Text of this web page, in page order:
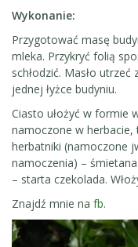
Wykonanie:
Przygotować masę
mleka. Przykryć folią
schłodzić. Masło
jednej łyżce budyniu.
Ciasto ułożyć w formie
namoczone w
herbatniki (namoczone
namoczenia) –
– starta czekolada.
Znajdź mnie na fb.